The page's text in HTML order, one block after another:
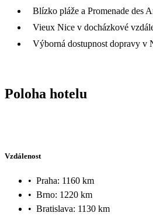
Blízko pláže a Promenade des
Vieux Nice v docházkové
Výborná dostupnost dopravy v
Poloha hotelu
Vzdálenost
• Praha: 1160 km
• Brno: 1220 km
• Bratislava: 1130 km